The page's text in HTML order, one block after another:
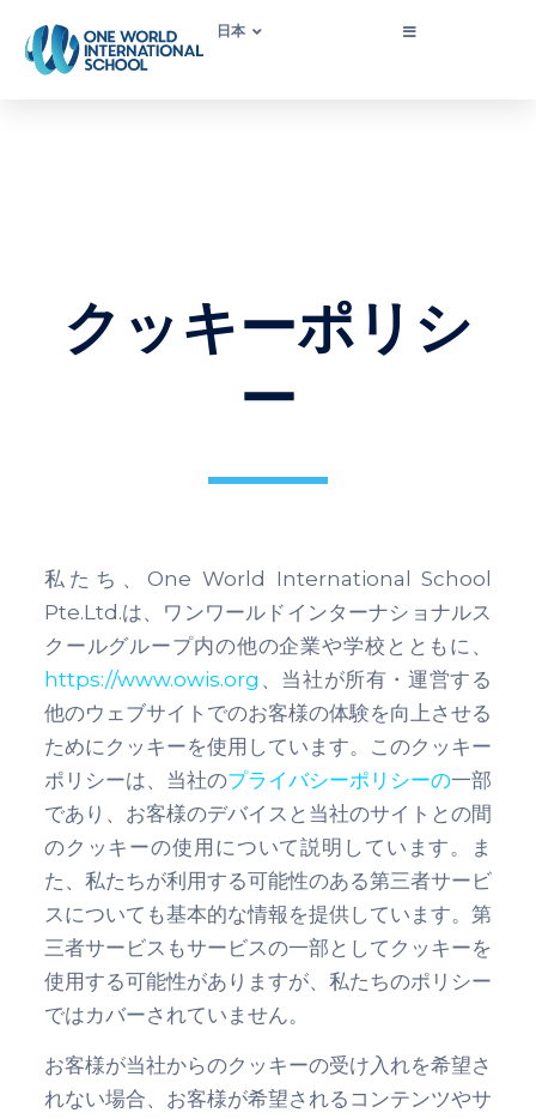
日本
クッキーポリシ
ー
私たち、One World International School
Pte.Ltd.は、ワンワールドインターナショナルス
クールグループ内の他の企業や学校とともに、
https://www.owis.org 、当社が所有・運営する
他のウェブサイトでのお客様の体験を向上させる
ためにクッキーを使用しています。このクッキー
ポリシーは、当社のプライバシーポリシーの一部
であり、お客様のデバイスと当社のサイトとの間
のクッキーの使用について説明しています。ま
た、私たちが利用する可能性のある第三者サービ
スについても基本的な情報を提供しています。第
三者サービスもサービスの一部としてクッキーを
使用する可能性がありますが、私たちのポリシー
ではカバーされていません。
お客様が当社からのクッキーの受け入れを希望さ
れない場合、お客様が希望されるコンテンツやサ